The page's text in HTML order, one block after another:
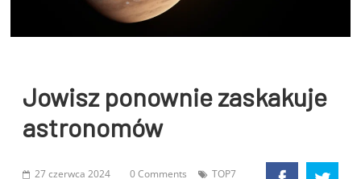
Jowisz ponownie zaskakuje
astronomów
27 czerwca 2024 0 Comments TOP7